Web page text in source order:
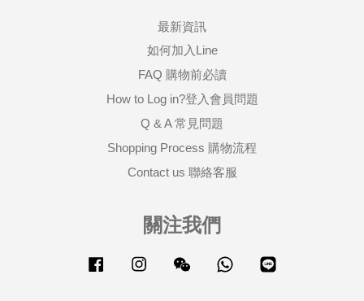
最新資訊
如何加入Line
FAQ 購物前必讀
How to Log in?登入會員問題
Q & A 常見問題
Shopping Process 購物流程
Contact us 聯絡客服
關注我們
Facebook Instagram Wechat Whatsapp